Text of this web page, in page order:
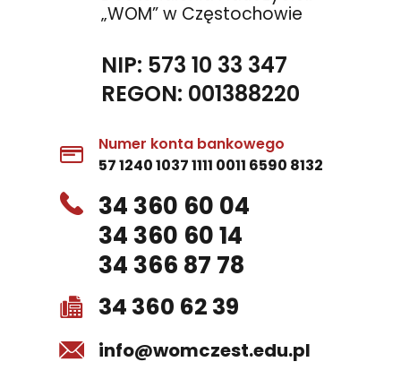
„WOM” w Częstochowie
NIP: 573 10 33 347
REGON: 001388220
Numer konta bankowego
57 1240 1037 1111 0011 6590 8132
34 360 60 04
34 360 60 14
34 366 87 78
34 360 62 39
info@womczest.edu.pl